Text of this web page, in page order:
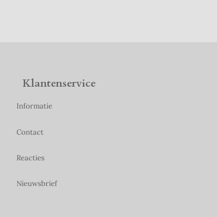
Klantenservice
Informatie
Contact
Reacties
Nieuwsbrief